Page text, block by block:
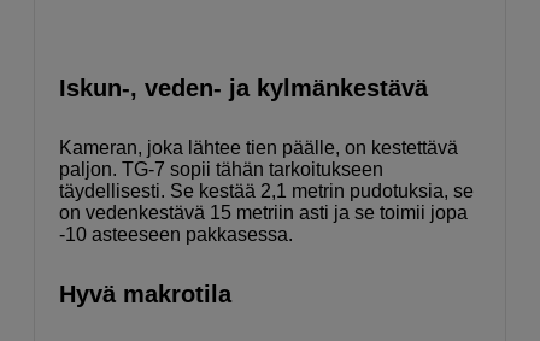
Iskun-, veden- ja kylmänkestävä
Kameran, joka lähtee tien päälle, on kestettävä
paljon. TG-7 sopii tähän tarkoitukseen
täydellisesti. Se kestää 2,1 metrin pudotuksia, se
on vedenkestävä 15 metriin asti ja se toimii jopa
-10 asteeseen pakkasessa.
Hyvä makrotila